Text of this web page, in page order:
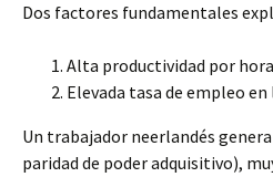
Dos factores fundamentales
Alta productividad por
Elevada tasa de empleo
Un trabajador neerlandés
paridad de poder adquisitivo),